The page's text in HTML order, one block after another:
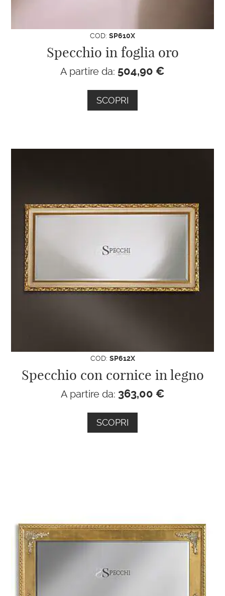
COD: SP610X
Specchio in foglia oro
A partire da: 504,90 €
SCOPRI
COD: SP612X
Specchio con cornice in legno
A partire da: 363,00 €
SCOPRI